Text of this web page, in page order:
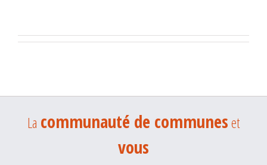
La communauté de communeset
vous